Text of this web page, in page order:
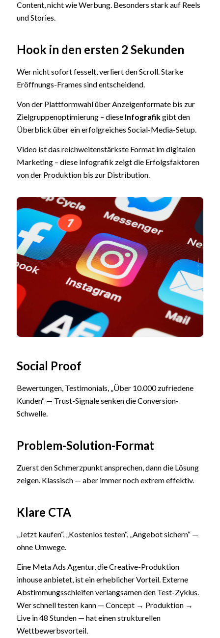
Content, nicht wie Werbung. Besonders stark auf Reels
und Stories.
Hook in den ersten 2 Sekunden
Wer nicht sofort fesselt, verliert den Scroll. Starke
Eröffnungs-Frames sind entscheidend.
Von der Plattformwahl über Anzeigenformate bis zur
Zielgruppenoptimierung – diese Infografikgibt den
Überblick über ein erfolgreiches Social-Media-Setup.
Video ist das reichweitenstärkste Format im digitalen
Marketing – diese Infografik zeigt die Erfolgsfaktoren
von der Produktion bis zur Distribution.
Social Proof
Bewertungen, Testimonials, „Über 10.000 zufriedene
Kunden“ — Trust-Signale senken die Conversion-
Schwelle.
Problem-Solution-Format
Zuerst den Schmerzpunkt ansprechen, dann die Lösung
zeigen. Klassisch — aber immer noch extrem effektiv.
Klare CTA
„Jetzt kaufen“, „Kostenlos testen“, „Angebot sichern“ —
ohne Umwege.
Eine Meta Ads Agentur, die Creative-Produktion
inhouse anbietet, ist ein erheblicher Vorteil. Externe
Abstimmungsschleifen verlangsamen den Test-Zyklus.
Wer schnell testen kann — Concept → Produktion →
Live in 48 Stunden — hat einen strukturellen
Wettbewerbsvorteil.